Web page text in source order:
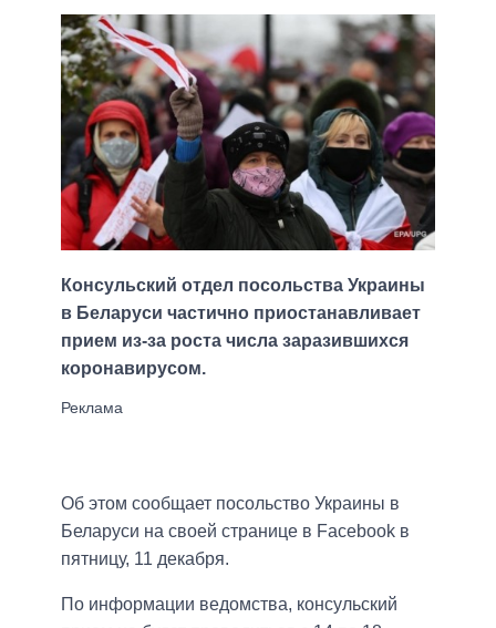
Консульский отдел посольства Украины
в Беларуси частично приостанавливает
прием из-за роста числа заразившихся
коронавирусом.
Об этом сообщает посольство Украины в
Беларуси на своей странице в Facebook в
пятницу, 11 декабря.
По информации ведомства, консульский